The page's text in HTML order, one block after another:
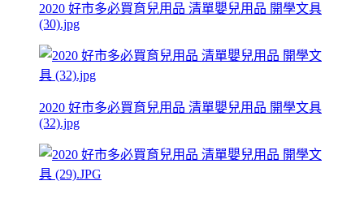
2020 好市多必買育兒用品 清單嬰兒用品 開學文具
(30).jpg
2020 好市多必買育兒用品 清單嬰兒用品 開學文具
(32).jpg